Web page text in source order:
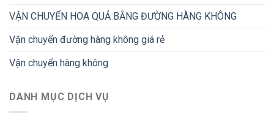
VẬN CHUYỂN HOA QUẢ BẰNG ĐƯỜNG HÀNG KHÔNG
Vận chuyển đường hàng không giá rẻ
Vận chuyển hàng không
DANH MỤC DỊCH VỤ